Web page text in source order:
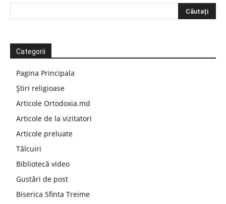
Categorii
Pagina Principala
Știri religioase
Articole Ortodoxia.md
Articole de la vizitatori
Articole preluate
Tâlcuiri
Bibliotecă video
Gustări de post
Biserica Sfinta Treime